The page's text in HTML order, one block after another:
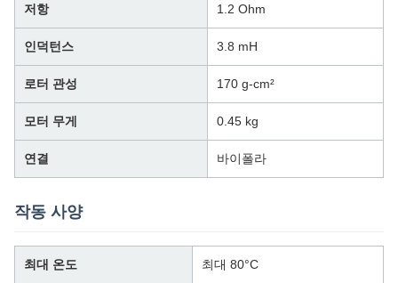
저항 1.2 Ohm
인덕턴스 3.8 mH
로터 관성 170 g-cm²
모터 무게 0.45 kg
연결 바이폴라
작동 사양
최대 온도 최대 80°C